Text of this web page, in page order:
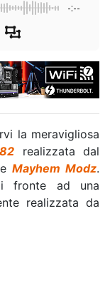
-:--
la meravigliosa
realizzata dal
Mayhem Modz.
fronte ad una
realizzata da